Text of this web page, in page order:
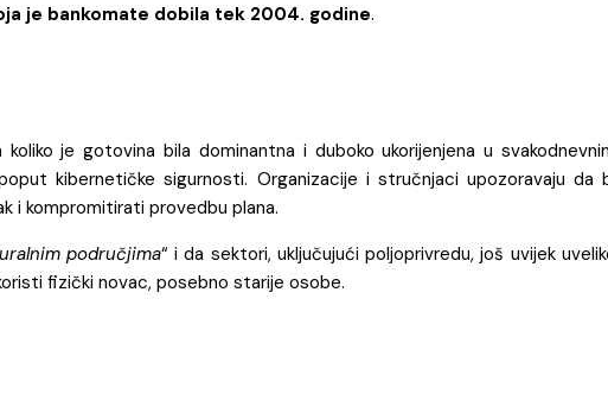
je bankomate dobila tek 2004. godine.
je gotovina bila dominantna i duboko ukorijenjena u
kibernetičke sigurnosti. Organizacije i stručnjaci upozoravaju da
i kompromitirati provedbu plana.
područjima“ i da sektori, uključujući poljoprivredu, još uvijek
fizički novac, posebno starije osobe.